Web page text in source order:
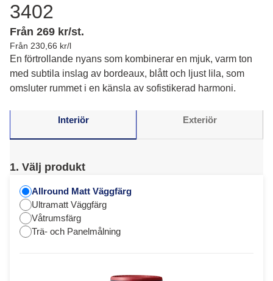
3402
Från 269 kr/st.
Från 230,66 kr/l
En förtrollande nyans som kombinerar en mjuk, varm ton
med subtila inslag av bordeaux, blått och ljust lila, som
omsluter rummet i en känsla av sofistikerad harmoni.
Interiör Exteriör
1. Välj produkt
Allround Matt Väggfärg
Ultramatt Väggfärg
Våtrumsfärg
Trä- och Panelmålning